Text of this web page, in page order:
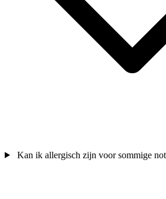
Kan ik allergisch zijn voor sommige